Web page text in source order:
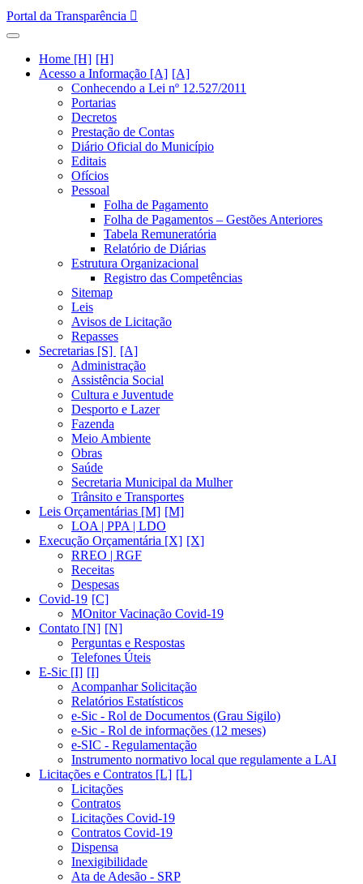
Portal da Transparência
Home [H]
Acesso a Informação [A]
Conhecendo a Lei nº 12.527/2011
Portarias
Decretos
Prestação de Contas
Diário Oficial do Município
Editais
Ofícios
Pessoal
Folha de Pagamento
Folha de Pagamentos – Gestões Anteriores
Tabela Remuneratória
Relatório de Diárias
Estrutura Organizacional
Registro das Competências
Sitemap
Leis
Avisos de Licitação
Repasses
Secretarias [S]
Administração
Assistência Social
Cultura e Juventude
Desporto e Lazer
Fazenda
Meio Ambiente
Obras
Saúde
Secretaria Municipal da Mulher
Trânsito e Transportes
Leis Orçamentárias [M]
LOA | PPA | LDO
Execução Orçamentária [X]
RREO | RGF
Receitas
Despesas
Covid-19
MOnitor Vacinação Covid-19
Contato [N]
Perguntas e Respostas
Telefones Úteis
E-Sic [I]
Acompanhar Solicitação
Relatórios Estatísticos
e-Sic - Rol de Documentos (Grau Sigilo)
e-Sic - Rol de informações (12 meses)
e-SIC - Regulamentação
Instrumento normativo local que regulamente a LAI
Licitações e Contratos [L]
Licitações
Contratos
Licitações Covid-19
Contratos Covid-19
Dispensa
Inexigibilidade
Ata de Adesão - SRP